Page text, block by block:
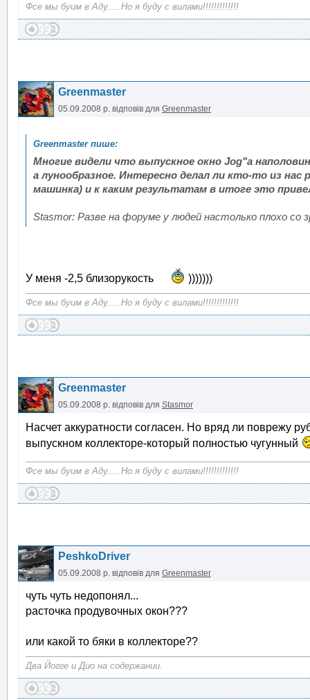
Фсе мы буим в Аду.....Но я буду с вилами!!!!!!!!!!!!!
Greenmaster
05.09.2008 р. відповів для Greenmaster
Многие видели что выпускное окно Jog"a
а лунообразное. Интересно делал ли кто-то из
машинка) и к каким результатам в итоге это
Stasmor: Разве на форуме у людей настолько плохо со
У меня -2,5 близорукость )))))))
Фсе мы буим в Аду.....Но я буду с вилами!!!!!!!!!!!!!
Greenmaster
05.09.2008 р. відповів для Stasmor
Насчет аккуратности согласен. Но вряд ли поврежу
выпускном коллекторе-который полностью чугунный
Фсе мы буим в Аду.....Но я буду с вилами!!!!!!!!!!!!!
PeshkoDriver
05.09.2008 р. відповів для Greenmaster
чуть чуть недопонял...
расточка продувочных окон???
или какой то бяки в коллекторе??
Два Йогге и Дио на содержании.